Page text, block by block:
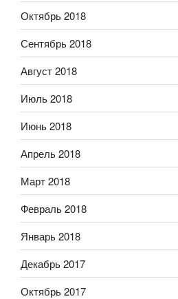
Октябрь 2018
Сентябрь 2018
Август 2018
Июль 2018
Июнь 2018
Апрель 2018
Март 2018
Февраль 2018
Январь 2018
Декабрь 2017
Октябрь 2017